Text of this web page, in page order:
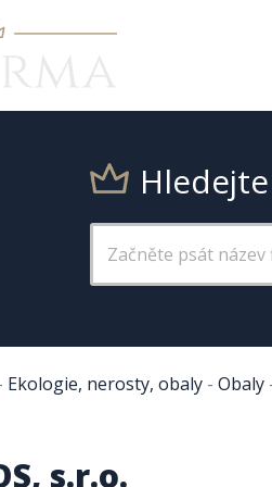
Ekologie, nerosty, obaly - Obaly
s.r.o.